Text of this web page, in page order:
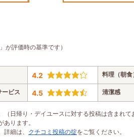
が評価時の基準です）
4.2 料理（朝食
ービス 4.5 清潔感
日帰り・デイユースに対する投稿は含まれて
ります。
細は、 クチコミ投稿の掟をご覧ください。